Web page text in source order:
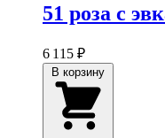
51 роза с
6 115 ₽